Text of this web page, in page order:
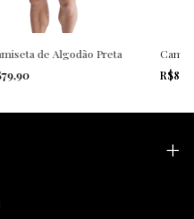
de Algodão Preta